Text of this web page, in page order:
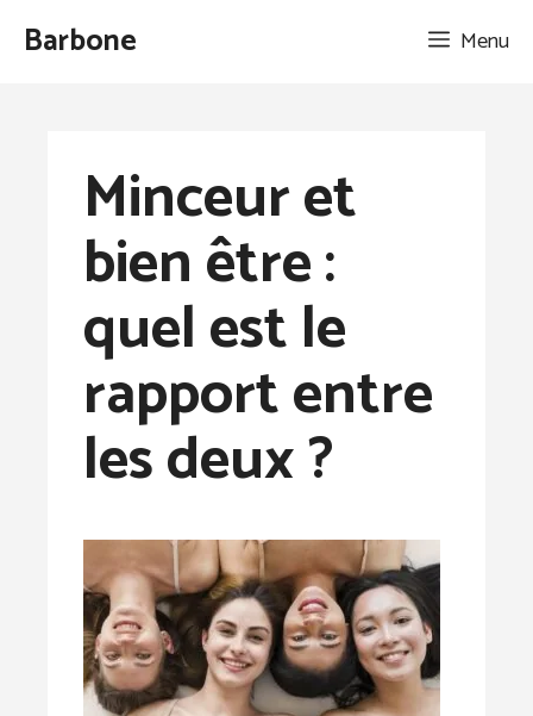
AllerBarbone Menu
Minceur et
bien être :
quel est le
rapport entre
les deux ?